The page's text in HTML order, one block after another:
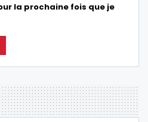
la prochaine fois que je